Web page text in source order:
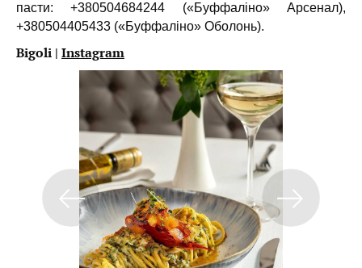
пасти: +380504684244 («Буффаліно» Арсенал),
+380504405433 («Буффаліно» Оболонь).
Bigoli | Instagram